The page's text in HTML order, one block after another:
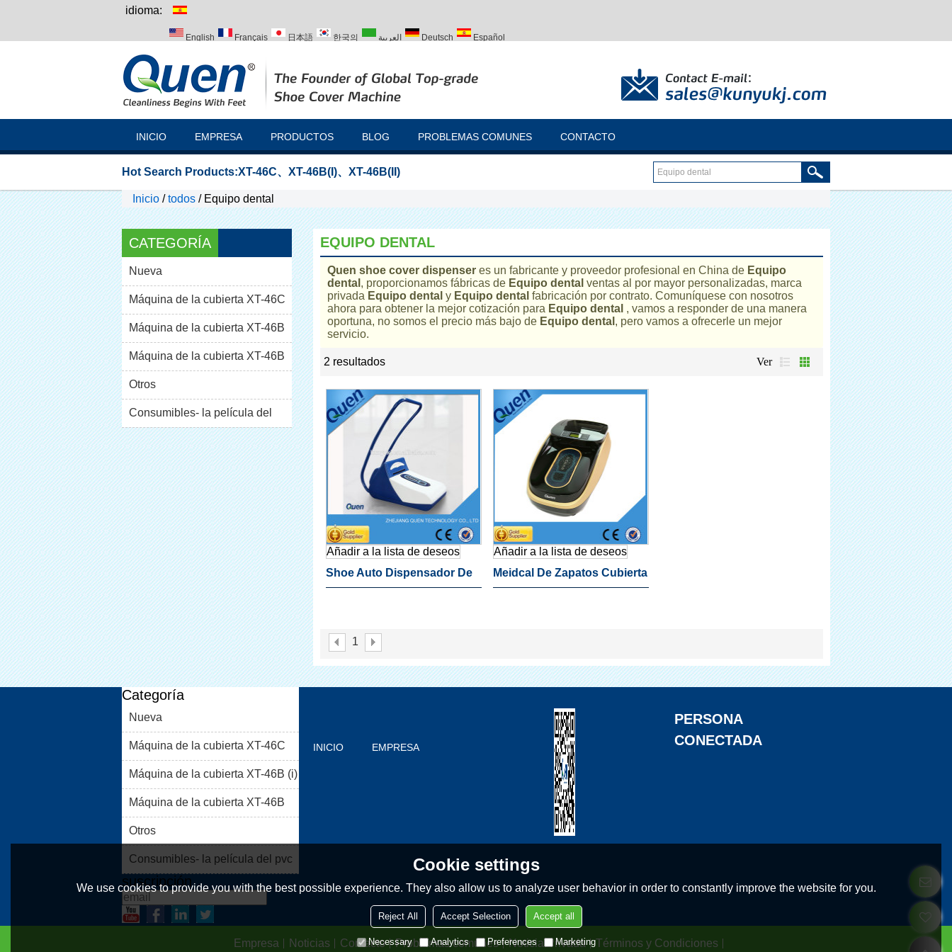
idioma:
English Français 日本語 한국의 العربية Deutsch Español
INICIO EMPRESA PRODUCTOS BLOG PROBLEMAS COMUNES CONTACTO
Hot Search Products:XT-46C、 XT-46B(I)、 XT-46B(II)
Inicio /todos / Equipo dental
CATEGORÍA
Nueva
Máquina de la cubierta XT-46C
Máquina de la cubierta XT-46B
(i)Máquina de la cubierta XT-46B
(II)
Otros
Consumibles- la película del
pvc
EQUIPO DENTAL
Quen shoe cover dispenser es un fabricante y proveedor profesional en China de Equipo
dental , proporcionamos fábricas de Equipo dental ventas al por mayor personalizadas, marca
privada Equipo dental y Equipo dental fabricación por contrato. Comuníquese con nosotros
ahora para obtener la mejor cotización para Equipo dental , vamos a responder de una manera
oportuna, no somos el precio más bajo de Equipo dental , pero vamos a ofrecerle un mejor
servicio.
2 resultados Ver
escaparate
Añadir a la lista de deseos
Shoe Auto Dispensador De
Añadir a la lista de deseos
Meidcal De Zapatos Cubierta
1
Categoría
Nueva
Máquina de la cubierta XT-46C
Máquina de la cubierta XT-46B (i)
Máquina de la cubierta XT-46B
(II)
Otros
Consumibles- la película del pvc
suscripción
INICIO EMPRESA
PERSONA
CONECTADA
Empresa Noticias Contacto Problemas comunes Noticia Privada
Términos y Condiciones
Cookie settings
We use cookies to provide you with the best possible experience. They also allow us to analyze user behavior in order to constantly improve the website for you.
Reject All Accept Selection Accept all
Necessary Analytics Preferences Marketing